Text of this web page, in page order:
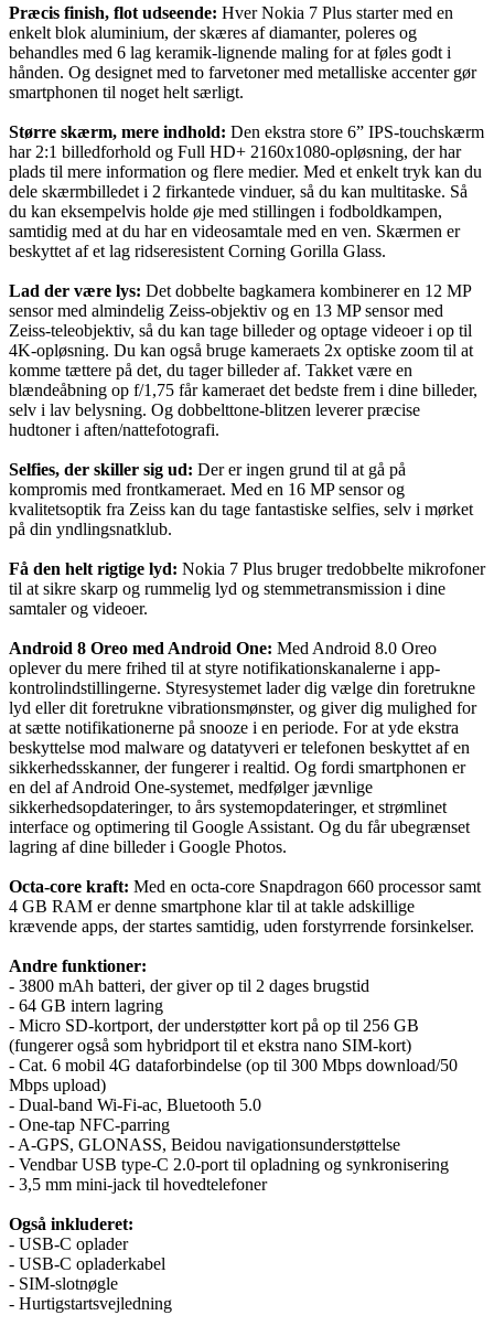
Præcis finish, flot udseende: Hver Nokia 7 Plus starter med en
enkelt blok aluminium, der skæres af diamanter, poleres og
behandles med 6 lag keramik-lignende maling for at føles godt i
hånden. Og designet med to farvetoner med metalliske accenter gør
smartphonen til noget helt særligt.
Større skærm, mere indhold: Den ekstra store 6” IPS-touchskærm
har 2:1 billedforhold og Full HD+ 2160x1080-opløsning, der har
plads til mere information og flere medier. Med et enkelt tryk kan du
dele skærmbilledet i 2 firkantede vinduer, så du kan multitaske. Så
du kan eksempelvis holde øje med stillingen i fodboldkampen,
samtidig med at du har en videosamtale med en ven. Skærmen er
beskyttet af et lag ridseresistent Corning Gorilla Glass.
Lad der være lys: Det dobbelte bagkamera kombinerer en 12 MP
sensor med almindelig Zeiss-objektiv og en 13 MP sensor med
Zeiss-teleobjektiv, så du kan tage billeder og optage videoer i op til
4K-opløsning. Du kan også bruge kameraets 2x optiske zoom til at
komme tættere på det, du tager billeder af. Takket være en
blændeåbning op f/1,75 får kameraet det bedste frem i dine billeder,
selv i lav belysning. Og dobbelttone-blitzen leverer præcise
hudtoner i aften/nattefotografi.
Selfies, der skiller sig ud: Der er ingen grund til at gå på
kompromis med frontkameraet. Med en 16 MP sensor og
kvalitetsoptik fra Zeiss kan du tage fantastiske selfies, selv i mørket
på din yndlingsnatklub.
Få den helt rigtige lyd: Nokia 7 Plus bruger tredobbelte mikrofoner
til at sikre skarp og rummelig lyd og stemmetransmission i dine
samtaler og videoer.
Android 8 Oreo med Android One: Med Android 8.0 Oreo
oplever du mere frihed til at styre notifikationskanalerne i app-
kontrolindstillingerne. Styresystemet lader dig vælge din foretrukne
lyd eller dit foretrukne vibrationsmønster, og giver dig mulighed for
at sætte notifikationerne på snooze i en periode. For at yde ekstra
beskyttelse mod malware og datatyveri er telefonen beskyttet af en
sikkerhedsskanner, der fungerer i realtid. Og fordi smartphonen er
en del af Android One-systemet, medfølger jævnlige
sikkerhedsopdateringer, to års systemopdateringer, et strømlinet
interface og optimering til Google Assistant. Og du får ubegrænset
lagring af dine billeder i Google Photos.
Octa-core kraft: Med en octa-core Snapdragon 660 processor samt
4 GB RAM er denne smartphone klar til at takle adskillige
krævende apps, der startes samtidig, uden forstyrrende forsinkelser.
Andre funktioner:
- 3800 mAh batteri, der giver op til 2 dages brugstid
- 64 GB intern lagring
- Micro SD-kortport, der understøtter kort på op til 256 GB
(fungerer også som hybridport til et ekstra nano SIM-kort)
- Cat. 6 mobil 4G dataforbindelse (op til 300 Mbps download/50
Mbps upload)
- Dual-band Wi-Fi-ac, Bluetooth 5.0
- One-tap NFC-parring
- A-GPS, GLONASS, Beidou navigationsunderstøttelse
- Vendbar USB type-C 2.0-port til opladning og synkronisering
- 3,5 mm mini-jack til hovedtelefoner
Også inkluderet:
- USB-C oplader
- USB-C opladerkabel
- SIM-slotnøgle
- Hurtigstartsvejledning